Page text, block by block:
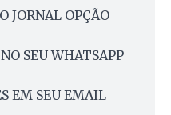
JORNAL OPÇÃO
SEU WHATSAPP
EM SEU EMAIL